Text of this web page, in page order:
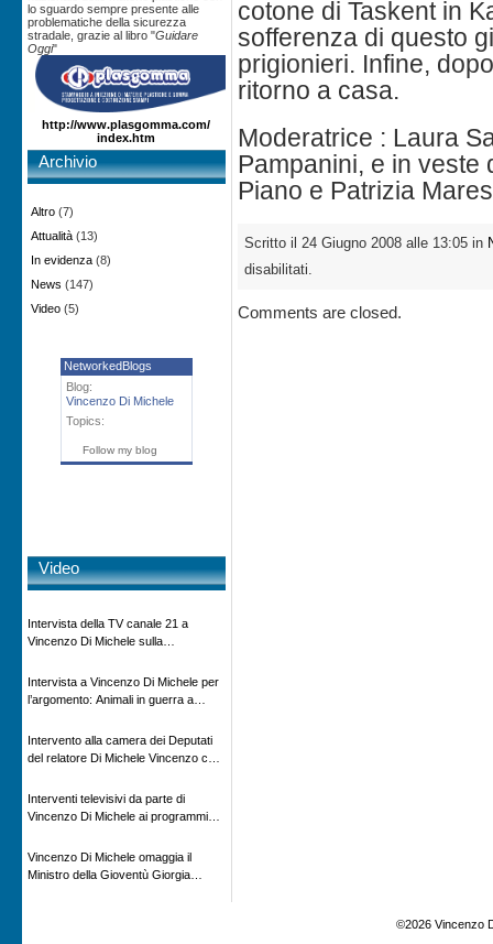
lo sguardo sempre presente alle
problematiche della sicurezza
stradale, grazie al libro "Guidare
Oggi"
http://www.plasgomma.com/
index.htm
Archivio
Altro (7)
Attualità (13)
In evidenza (8)
News (147)
Video (5)
NetworkedBlogs
Blog:
Vincenzo Di Michele
Topics:
Follow my blog
Video
Intervista della TV canale 21 a
Vincenzo Di Michele sulla
Intervista a Vincenzo Di Michele per
l’argomento: Animali in guerra a
in onda su Espansione TV
Intervento alla camera dei Deputati
del relatore Di Michele Vincenzo con
impatto ambientale e problematiche
sui veicoli storici e trattori d’epoca
Interventi televisivi da parte di
Vincenzo Di Michele ai programmi
rivisitazione della storia
Vincenzo Di Michele omaggia il
Ministro della Gioventù Giorgia
cotone di Taskent in
sofferenza di questo
prigionieri. Infine,
ritorno a casa.
Moderatrice : Laura
Pampanini, e in veste
Piano e Patrizia
Scritto il 24 Giugno 2008 alle 13:05 in
disabilitati.
Comments are closed.
©2026 Vincenzo